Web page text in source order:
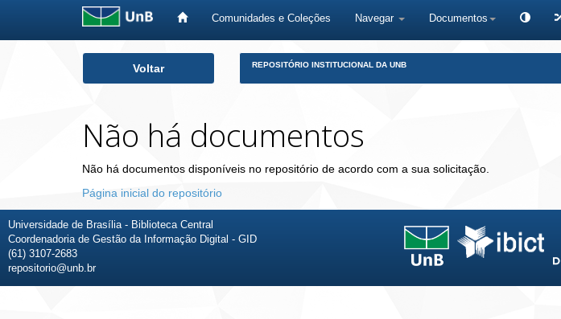
Comunidades e Coleções Navegar Documentos
Voltar REPOSITÓRIO INSTITUCIONAL DA UNB
Não há documentos
Não há documentos disponíveis no repositório de acordo com a sua solicitação.
Página inicial do repositório
Universidade de Brasília - Biblioteca Central
Coordenadoria de Gestão da Informação Digital - GID
(61) 3107-2683
repositorio@unb.br